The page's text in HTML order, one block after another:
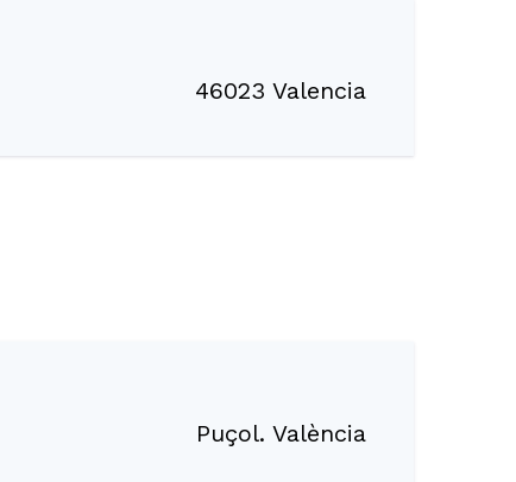
46023 Valencia
Puçol. València